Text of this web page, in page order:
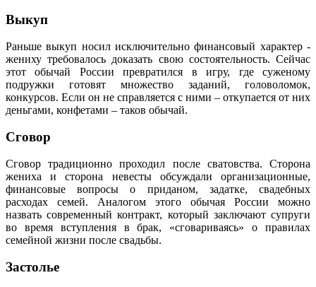
Выкуп
Раньше выкуп носил исключительно финансовый характер -
жениху требовалось доказать свою состоятельность. Сейчас
этот обычай России превратился в игру, где суженому
подружки готовят множество заданий, головоломок,
конкурсов. Если он не справляется с ними – откупается от них
деньгами, конфетами – таков обычай.
Сговор
Сговор традиционно проходил после сватовства. Сторона
жениха и сторона невесты обсуждали организационные,
финансовые вопросы о приданом, задатке, свадебных
расходах семей. Аналогом этого обычая России можно
назвать современный контракт, который заключают супруги
во время вступления в брак, «сговариваясь» о правилах
семейной жизни после свадьбы.
Застолье